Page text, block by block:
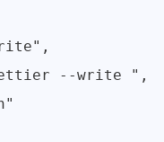
--write ",